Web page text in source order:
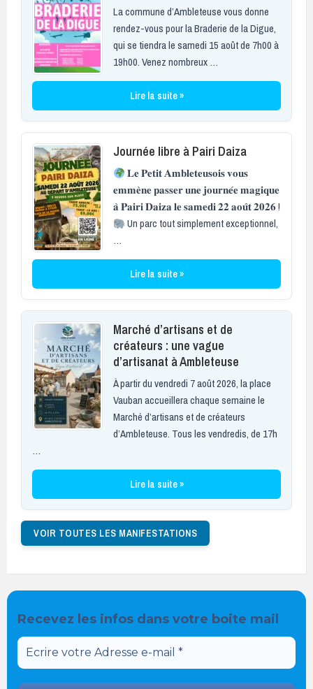
La commune d’Ambleteuse vous donne
rendez-vous pour la Braderie de la Digue,
qui se tiendra le samedi 15 août de 7h00 à
19h00. Venez nombreux …
Lire la suite »
Journée libre à Pairi Daiza
𝐋𝐞 𝐏𝐞𝐭𝐢𝐭 𝐀𝐦𝐛𝐥𝐞𝐭𝐞𝐮𝐬𝐨𝐢𝐬 𝐯𝐨𝐮𝐬
𝐞𝐦𝐦𝐞̀𝐧𝐞 𝐩𝐚𝐬𝐬𝐞𝐫 𝐮𝐧𝐞 𝐣𝐨𝐮𝐫𝐧𝐞́𝐞 𝐦𝐚𝐠𝐢𝐪𝐮𝐞
𝐚̀ 𝐏𝐚𝐢𝐫𝐢 𝐃𝐚𝐢𝐳𝐚 𝐥𝐞 𝐬𝐚𝐦𝐞𝐝𝐢 𝟐𝟐 𝐚𝐨𝐮̂𝐭 𝟐𝟎𝟐𝟔 !
Un parc tout simplement exceptionnel,
…
Lire la suite »
Marché d’artisans et de
créateurs : une vague
d’artisanat à Ambleteuse
À partir du vendredi 7 août 2026, la place
Vauban accueillera chaque semaine le
Marché d’artisans et de créateurs
d’Ambleteuse. Tous les vendredis, de 17h
…
Lire la suite »
VOIR TOUTES LES MANIFESTATIONS
Recevez les infos dans votre boite mail